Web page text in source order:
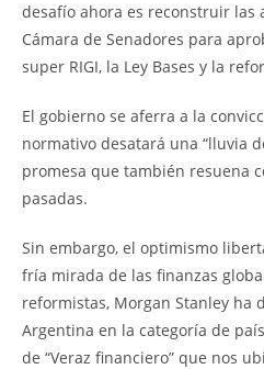
desafío ahora es reconstruir las
Cámara de Senadores para
super RIGI, la Ley Bases y la
El gobierno se aferra a la
normativo desatará una “lluvia
promesa que también resuena
pasadas.
Sin embargo, el optimismo
fría mirada de las finanzas
reformistas, Morgan Stanley ha
Argentina en la categoría de
de “Veraz financiero” que nos